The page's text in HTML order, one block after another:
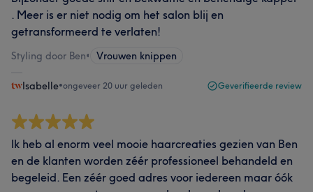
. Meer is er niet nodig om het salon blij en
getransformeerd te verlaten!
Styling door Ben• Vrouwen knippen
Isabelle•ongeveer 20 uur geleden Geverifieerde review
Ik heb al enorm veel mooie haarcreaties gezien van Ben
en de klanten worden zéér professioneel behandeld en
begeleid. Een zéér goed adres voor iedereen maar óók